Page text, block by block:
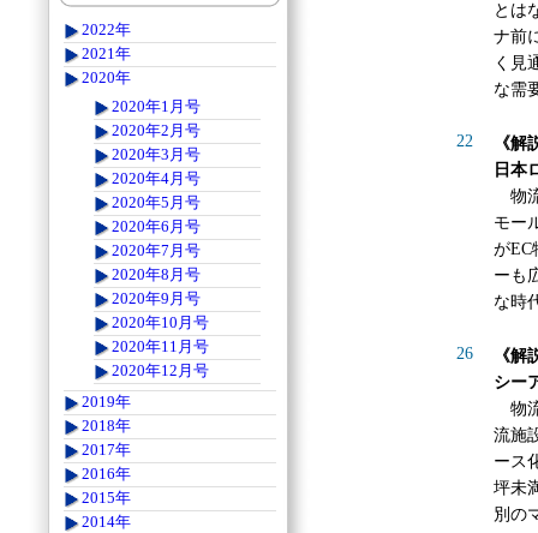
とは
ナ前
く見
な需
22
《解
日本
物
モー
がEC
ーも
な時
26
《解
シー
物
流施
ース
坪未
別の
2022年
2021年
2020年
2020年1月号
2020年2月号
2020年3月号
2020年4月号
2020年5月号
2020年6月号
2020年7月号
2020年8月号
2020年9月号
2020年10月号
2020年11月号
2020年12月号
2019年
2018年
2017年
2016年
2015年
2014年